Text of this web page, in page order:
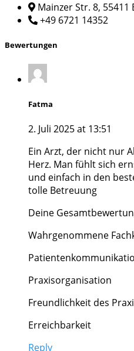
Mainzer Str. 8, 55411
+49 6721 14352
Bewertungen
Fatma
2. Juli 2025 at 13:51
Ein Arzt, der nicht nur
Herz. Man fühlt sich
und einfach in den
tolle Betreuung
Deine
Wahrgenommene
Praxisorganisation
Freundlichkeit des
Erreichbarkeit
Reply